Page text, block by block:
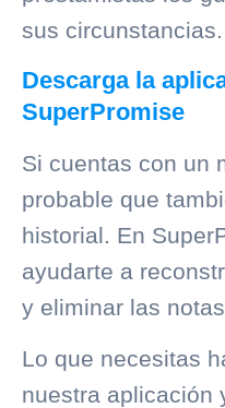
sus circunstancias.
Descarga la
SuperPromise
Si cuentas con un
probable que
historial. En
ayudarte a
y eliminar las
Lo que necesitas
nuestra aplicación